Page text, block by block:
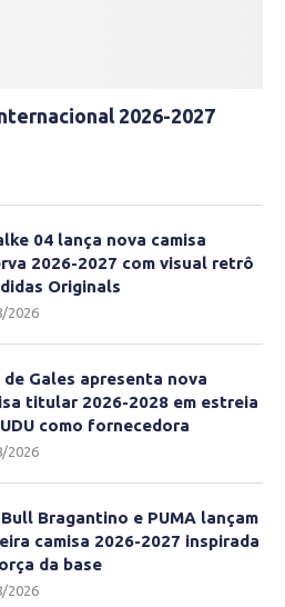
2026-2027
04 lança nova camisa
2026-2027 com visual retrô
Originals
2026
de Gales apresenta nova
titular 2026-2028 em estreia
como fornecedora
2026
Bull Bragantino e PUMA lançam
camisa 2026-2027 inspirada
da base
2026